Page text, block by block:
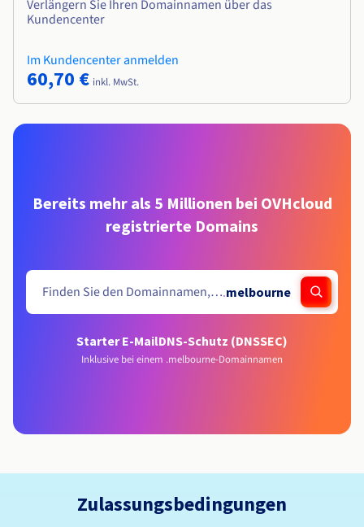
Verlängern Sie Ihren Domainnamen über das
Kundencenter
Im Kundencenter anmelden
60,70 € inkl. MwSt.
Bereits mehr als 5 Millionen bei OVHcloud
registrierte Domains
.melbourne
Starter E-MailDNS-Schutz (DNSSEC)
Inklusive bei einem .melbourne-Domainnamen
Zulassungsbedingungen